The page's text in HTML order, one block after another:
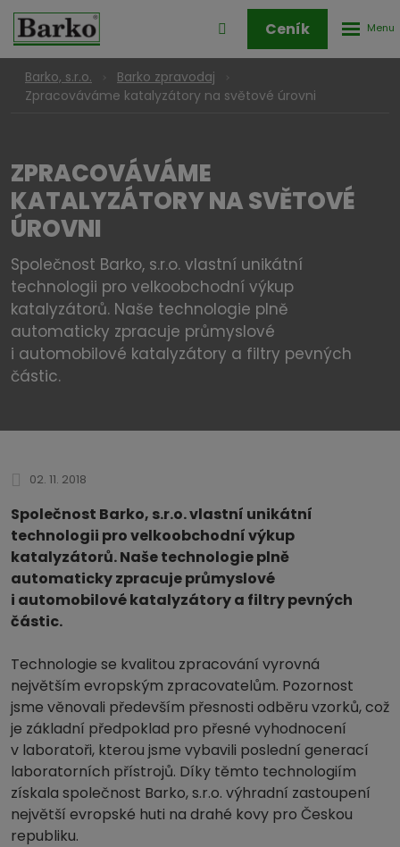
Přihlášení
zóny
Ceník
Barko, s.r.o.
Barko zpravodaj
Zpracováváme katalyzátory na světové úrovni
ZPRACOVÁVÁME
KATALYZÁTORY NA SVĚTOVÉ
ÚROVNI
Společnost Barko, s.r.o. vlastní unikátní
technologii pro velkoobchodní výkup
katalyzátorů. Naše technologie plně
automaticky zpracuje průmyslové
i automobilové katalyzátory a filtry pevných
částic.
02. 11. 2018
Společnost Barko, s.r.o. vlastní unikátní
technologii pro velkoobchodní výkup
katalyzátorů. Naše technologie plně
automaticky zpracuje průmyslové
i automobilové katalyzátory a filtry pevných
částic.
Technologie se kvalitou zpracování vyrovná
největším evropským zpracovatelům. Pozornost
jsme věnovali především přesnosti odběru vzorků, což
je základní předpoklad pro přesné vyhodnocení
v laboratoři, kterou jsme vybavili poslední generací
laboratorních přístrojů. Díky těmto technologiím
získala společnost Barko, s.r.o. výhradní zastoupení
největší evropské huti na drahé kovy pro Českou
republiku.